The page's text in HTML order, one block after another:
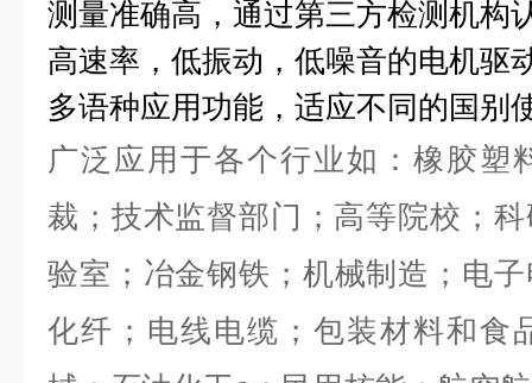
测量准确高，通过第三方检测机构
高速率，低振动，低噪音的电机驱
多语种应用功能，适应不同的国
广泛应用于各个行业如：橡胶塑
裁；技术监督部门；高等院校；
验室；冶金钢铁；机械制造；电
化纤；电线电缆；包装材料和食